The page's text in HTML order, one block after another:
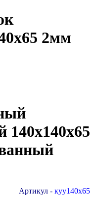
2мм
140х140х65
- куу140х65